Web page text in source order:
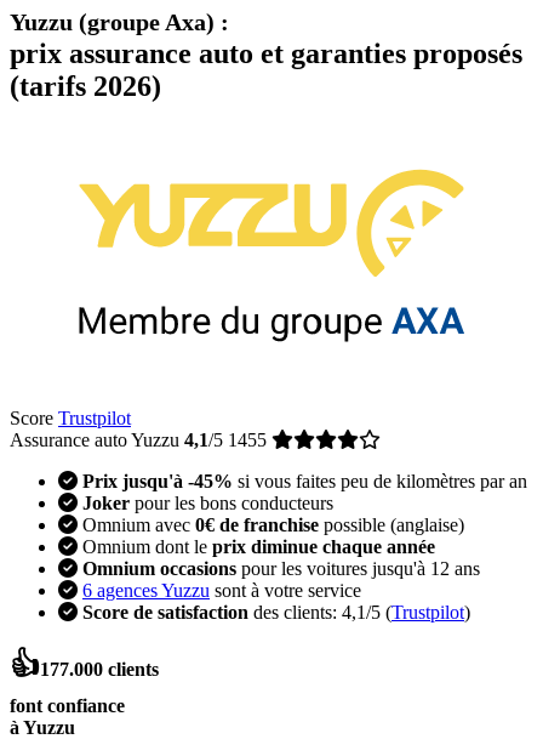
Yuzzu (groupe Axa) :
prix assurance auto et garanties proposés
(tarifs 2026)
Score Trustpilot
Assurance auto Yuzzu 4,1/5 1455
Prix jusqu'à -45% si vous faites peu de kilomètres par an
Joker pour les bons conducteurs
Omnium avec 0€ de franchise possible (anglaise)
Omnium dont le prix diminue chaque année
Omnium occasions pour les voitures jusqu'à 12 ans
6 agences Yuzzu sont à votre service
Score de satisfaction des clients: 4,1/5 (Trustpilot)
👍177.000 clients
font confiance
à Yuzzu